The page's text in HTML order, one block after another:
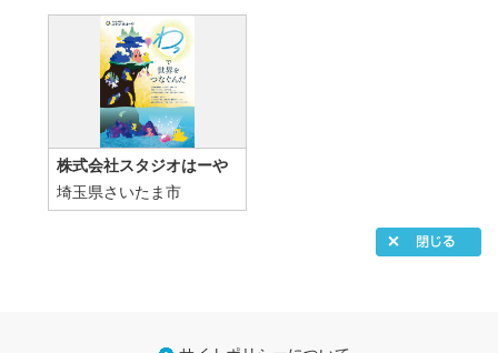
株式会社スタジオはーや
埼玉県さいたま市